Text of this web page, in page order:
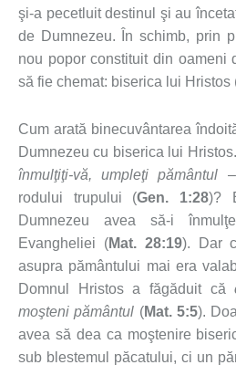
şi-a pecetluit destinul şi au
de Dumnezeu. În schimb, prin
nou popor constituit din oameni
să fie chemat: biserica lui Hristos
Cum arată binecuvântarea
Dumnezeu cu biserica lui
înmulţiţi-vă, umpleţi pământul
rodului trupului (Gen. 1:28)?
Dumnezeu avea să-i
Evangheliei (Mat. 28:19). Dar
asupra pământului mai era
Domnul Hristos a făgăduit că
moşteni pământul (Mat. 5:5).
avea să dea ca moştenire
sub blestemul păcatului, ci un